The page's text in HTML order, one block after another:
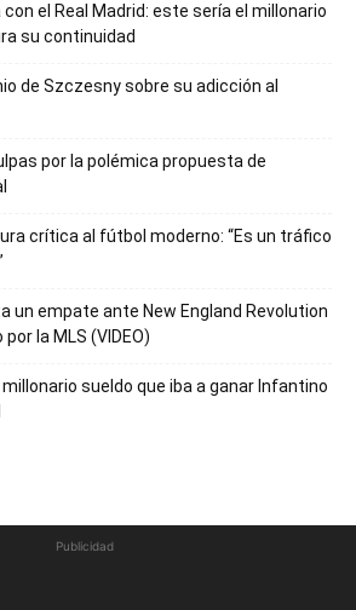
el Real Madrid: este sería el millonario
su continuidad
de Szczesny sobre su adicción al
por la polémica propuesta de
crítica al fútbol moderno: “Es un tráfico
un empate ante New England Revolution
la MLS (VIDEO)
millonario sueldo que iba a ganar Infantino
Publicidad